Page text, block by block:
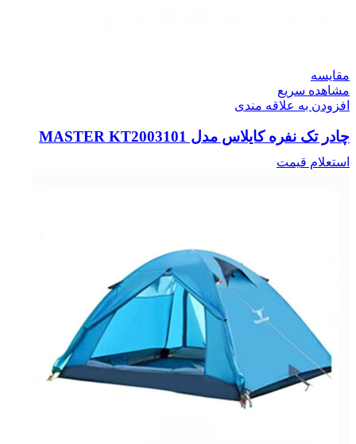
مقایسه
مشاهده سریع
افزودن به علاقه مندی
چادر تک نفره کایلاس مدل MASTER KT2003101
استعلام قیمت